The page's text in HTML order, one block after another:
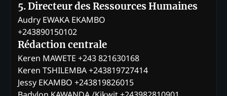
5. Directeur des Ressources Humaines
Audry EWAKA EKAMBO
+243890150102
Rédaction centrale
Keren MAWETE +243 821630168
Keren TSHILEMBA +243819727414
Jessy EKAMBO +243819826015